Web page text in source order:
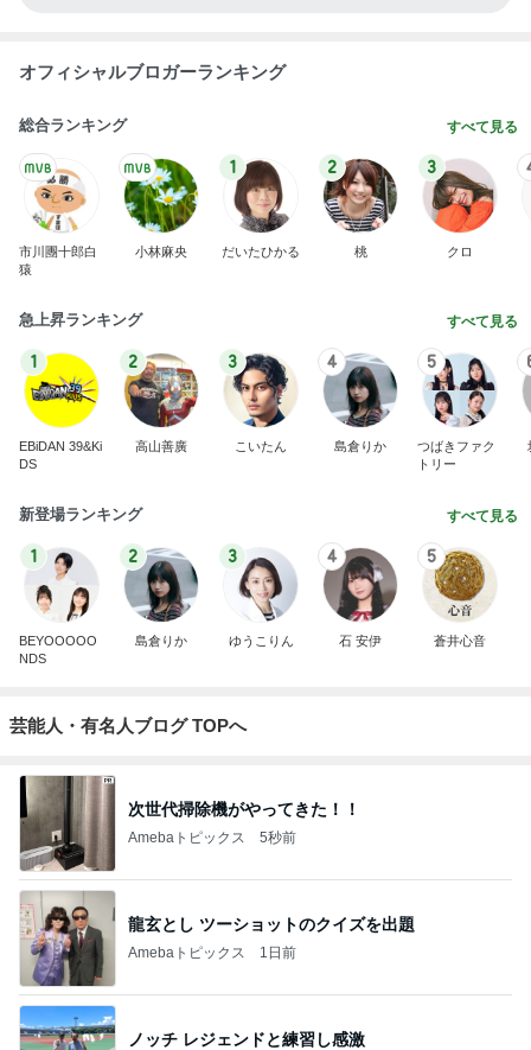
オフィシャルブロガーランキング
総合ランキング すべて見る
市川團十郎白
猿
小林麻央
1
だいたひかる
2
桃
3
クロ
急上昇ランキング すべて見る
1
EBiDAN 39&Ki
DS
2
高山善廣
3
こいたん
4
島倉りか
5
つばきファク
トリー
新登場ランキング すべて見る
1
BEYOOOOO
NDS
2
島倉りか
3
ゆうこりん
4
石 安伊
5
蒼井心音
芸能人・有名人ブログ TOPへ
次世代掃除機がやってきた！！
Amebaトピックス 5秒前
龍玄とし ツーショットのクイズを出題
Amebaトピックス 1日前
ノッチ レジェンドと練習し感激